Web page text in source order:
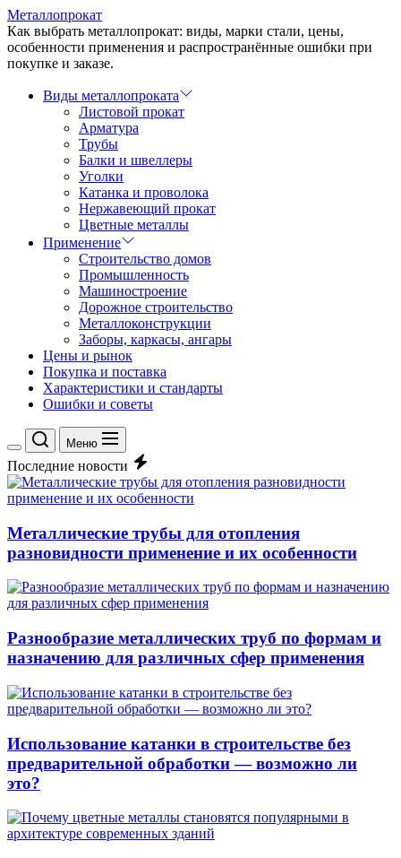
Перейти
к
содержимому
Металлопрокат
Как выбрать металлопрокат: виды, марки стали, цены,
особенности применения и распространённые ошибки при
покупке и заказе.
Виды металлопроката
Листовой прокат
Арматура
Трубы
Балки и швеллеры
Уголки
Катанка и проволока
Нержавеющий прокат
Цветные металлы
Применение
Строительство домов
Промышленность
Машиностроение
Дорожное строительство
Металлоконструкции
Заборы, каркасы, ангары
Цены и рынок
Покупка и поставка
Характеристики и стандарты
Ошибки и советы
Переключение
цветового
режима
Меню
Последние новости
Металлические трубы для отопления
разновидности применение и их особенности
Разнообразие металлических труб по формам и
назначению для различных сфер применения
Использование катанки в строительстве без
предварительной обработки — возможно ли
это?